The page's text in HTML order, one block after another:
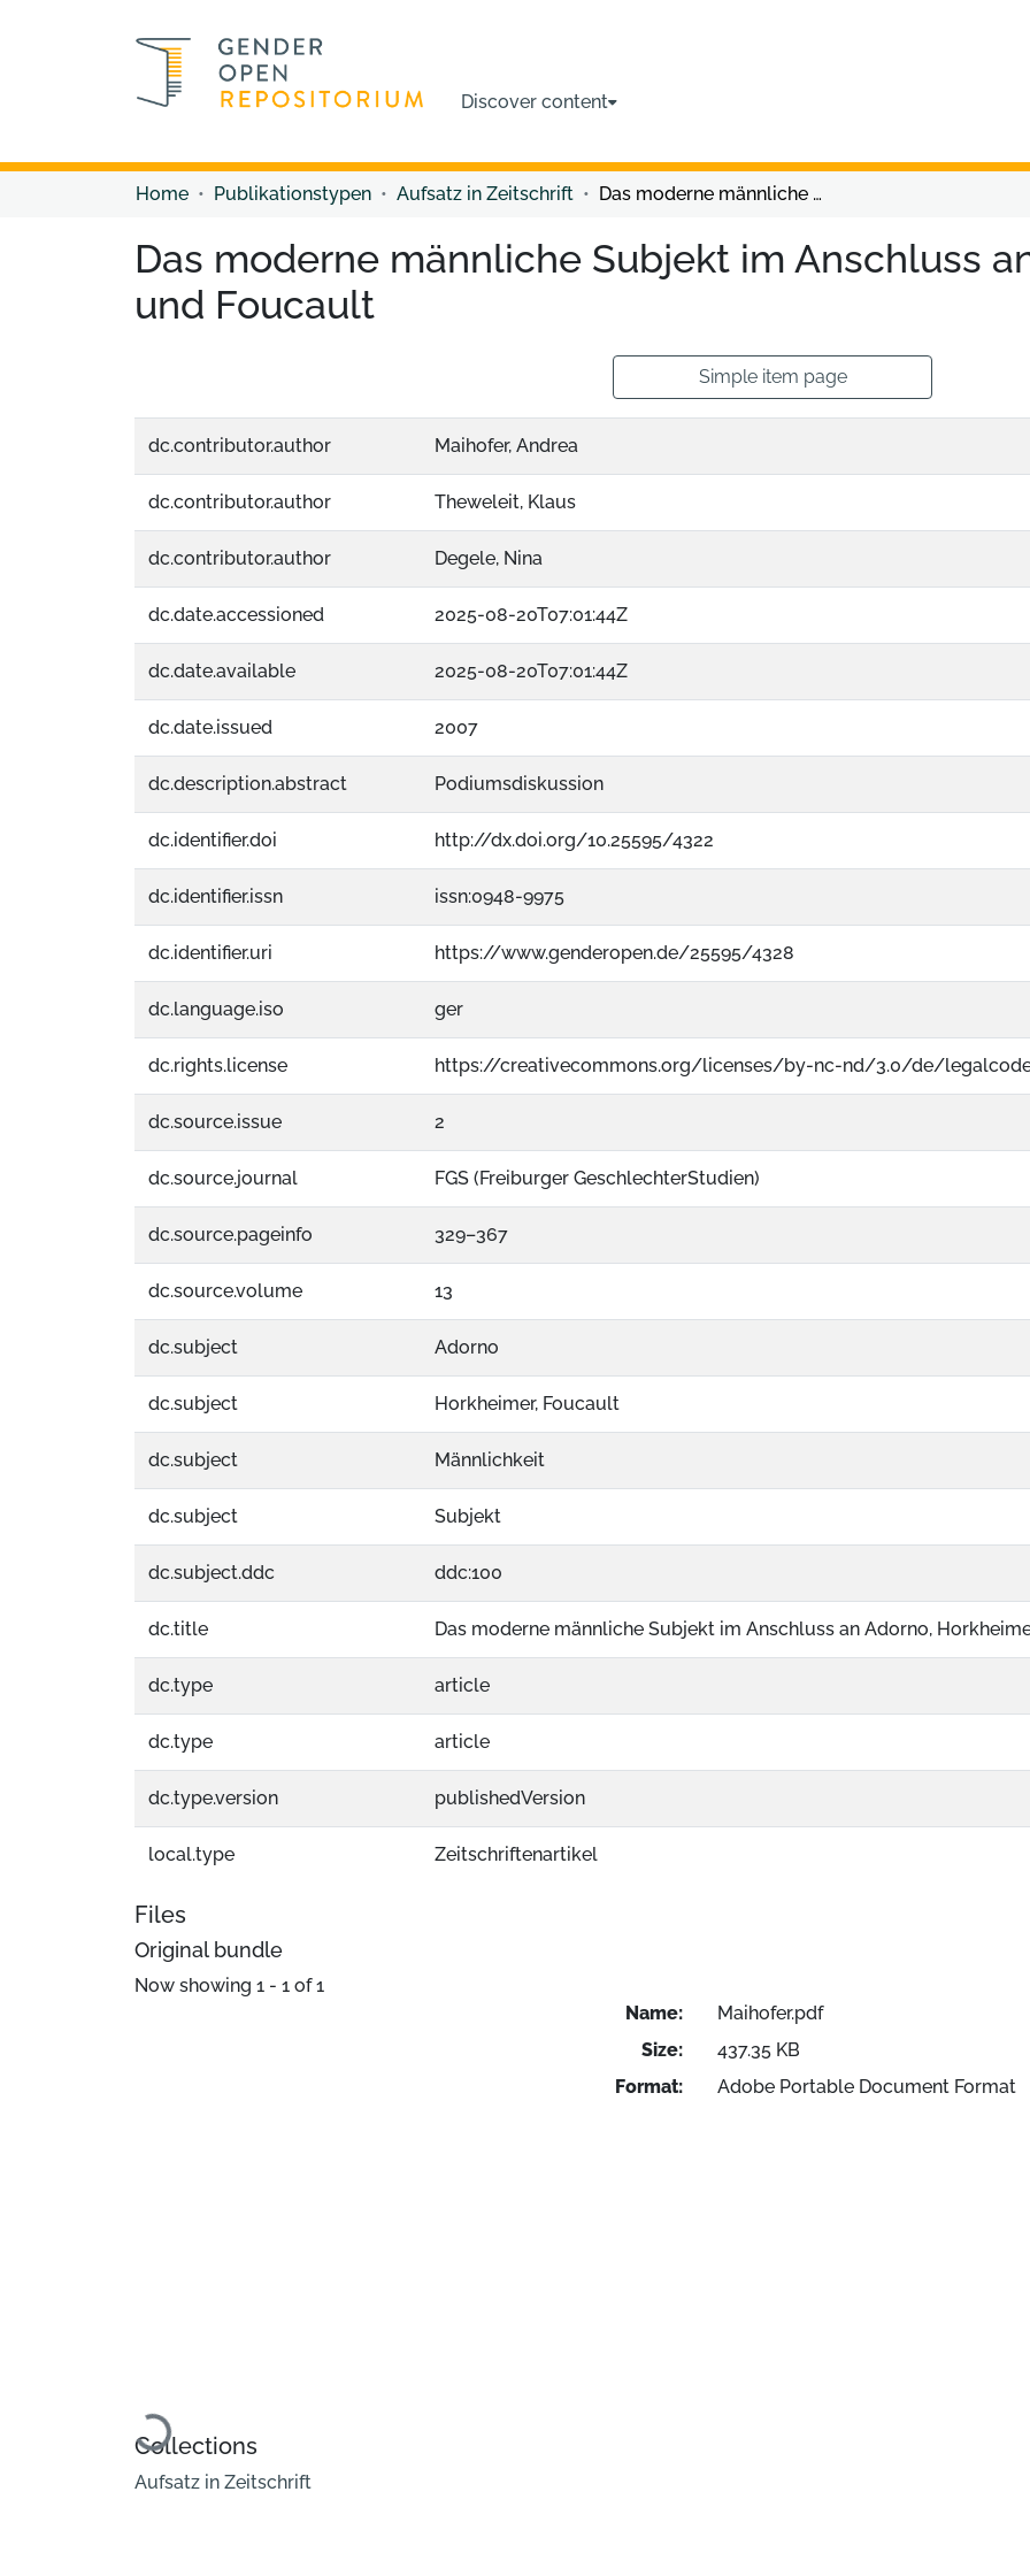
Discover content
Home Publikationstypen Aufsatz in Zeitschrift Das moderne männliche Subjekt im Anschluss an Adorno, Horkheimer und Foucault
Das moderne männliche Subjekt im Anschluss
und Foucault
Simple item page
dc.contributor.author Maihofer, Andrea
dc.contributor.author Theweleit, Klaus
dc.contributor.author Degele, Nina
dc.date.accessioned 2025-08-20T07:01:44Z
dc.date.available 2025-08-20T07:01:44Z
dc.date.issued 2007
dc.description.abstract Podiumsdiskussion
dc.identifier.doi http://dx.doi.org/10.25595/4322
dc.identifier.issn issn:0948-9975
dc.identifier.uri https://www.genderopen.de/25595/4328
dc.language.iso ger
dc.rights.license https://creativecommons.org/licenses/by-nc-nd/3.0/de/
dc.source.issue 2
dc.source.journal FGS (Freiburger GeschlechterStudien)
dc.source.pageinfo 329–367
dc.source.volume 13
dc.subject Adorno
dc.subject Horkheimer, Foucault
dc.subject Männlichkeit
dc.subject Subjekt
dc.subject.ddc ddc:100
dc.title Das moderne männliche Subjekt im Anschluss an Adorno,
dc.type article
dc.type article
dc.type.version publishedVersion
local.type Zeitschriftenartikel
Files
Original bundle
Now showing 1 - 1 of 1
Loading...
Name:
Maihofer.pdf
Size:
437.35 KB
Format:
Adobe Portable Document Format
Collections
Aufsatz in Zeitschrift